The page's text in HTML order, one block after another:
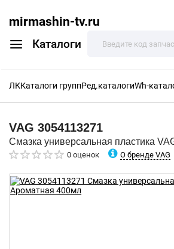
mirmashin-tv.ru
Каталоги
ЛККаталоги группРед.каталогиWh-
VAG 3054113271
Смазка универсальная пластика
0 оценок О бренде VAG